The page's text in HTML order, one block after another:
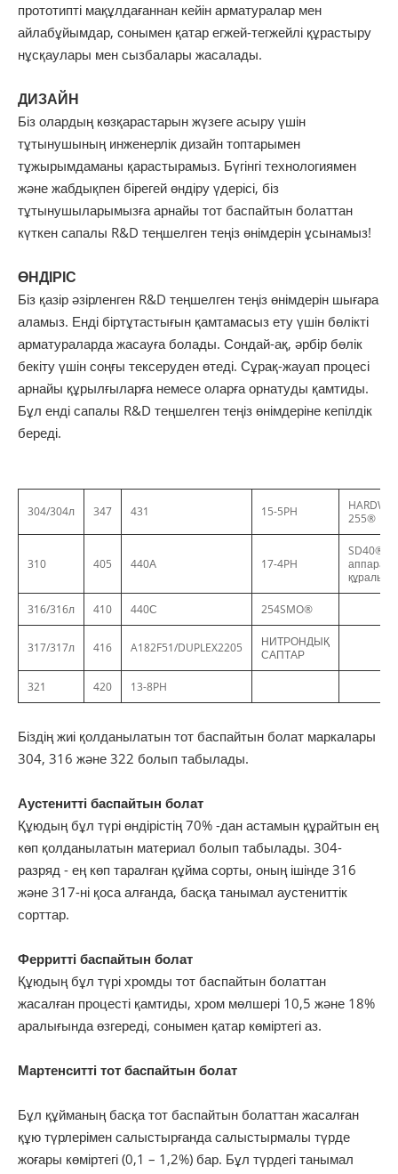
прототипті мақұлдағаннан кейін арматуралар мен
айлабұйымдар, сонымен қатар егжей-тегжейлі құрастыру
нұсқаулары мен сызбалары жасалады.
ДИЗАЙН
Біз олардың көзқарастарын жүзеге асыру үшін
тұтынушының инженерлік дизайн топтарымен
тұжырымдаманы қарастырамыз. Бүгінгі технологиямен
және жабдықпен бірегей өндіру үдерісі, біз
тұтынушыларымызға арнайы тот баспайтын болаттан
күткен сапалы R&D теңшелген теңіз өнімдерін ұсынамыз!
ӨНДІРІС
Біз қазір әзірленген R&D теңшелген теңіз өнімдерін шығара
аламыз. Енді біртұтастығын қамтамасыз ету үшін бөлікті
арматураларда жасауға болады. Сондай-ақ, әрбір бөлік
бекіту үшін соңғы тексеруден өтеді. Сұрақ-жауап процесі
арнайы құрылғыларға немесе оларға орнатуды қамтиды.
Бұл енді сапалы R&D теңшелген теңіз өнімдеріне кепілдік
береді.
304/304л 347 431 15-5PH
255®
310 405 440А 17-4PH
SD40®
құралы
316/316л 410 440С 254SMO®
317/317л 416 A182F51/DUPLEX2205
НИТРОНДЫҚ
САПТАР
321 420 13-8PH
Біздің жиі қолданылатын тот баспайтын болат маркалары
304, 316 және 322 болып табылады.
Аустенитті баспайтын болат
Құюдың бұл түрі өндірістің 70% -дан астамын құрайтын ең
көп қолданылатын материал болып табылады. 304-
разряд - ең көп таралған құйма сорты, оның ішінде 316
және 317-ні қоса алғанда, басқа танымал аустениттік
сорттар.
Ферритті баспайтын болат
Құюдың бұл түрі хромды тот баспайтын болаттан
жасалған процесті қамтиды, хром мөлшері 10,5 және 18%
аралығында өзгереді, сонымен қатар көміртегі аз.
Мартенситті тот баспайтын болат
Бұл құйманың басқа тот баспайтын болаттан жасалған
құю түрлерімен салыстырғанда салыстырмалы түрде
жоғары көміртегі (0,1 – 1,2%) бар. Бұл түрдегі танымал